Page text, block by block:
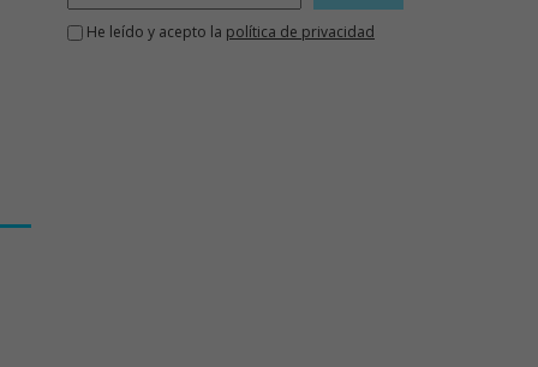
He leído y acepto la política de privacidad